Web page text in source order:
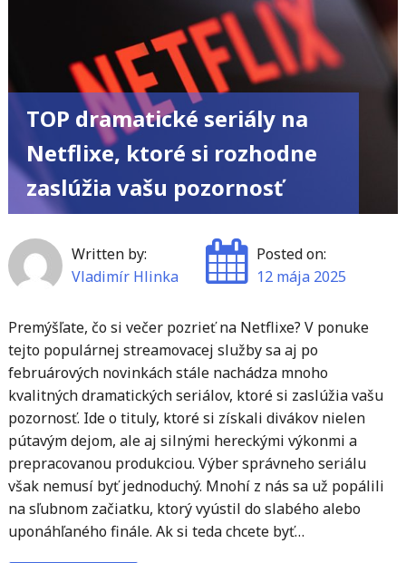
ktorá
zrýchli
prístup
k
Wi-
Fi"
TOP dramatické seriály na
Netflixe, ktoré si rozhodne
zaslúžia vašu pozornosť
Written by:
Vladimír Hlinka
Posted on:
12 mája 2025
Premýšľate, čo si večer pozrieť na Netflixe? V ponuke
tejto populárnej streamovacej služby sa aj po
februárových novinkách stále nachádza mnoho
kvalitných dramatických seriálov, ktoré si zaslúžia vašu
pozornosť. Ide o tituly, ktoré si získali divákov nielen
pútavým dejom, ale aj silnými hereckými výkonmi a
prepracovanou produkciou. Výber správneho seriálu
však nemusí byť jednoduchý. Mnohí z nás sa už popálili
na sľubnom začiatku, ktorý vyústil do slabého alebo
uponáhľaného finále. Ak si teda chcete byť…